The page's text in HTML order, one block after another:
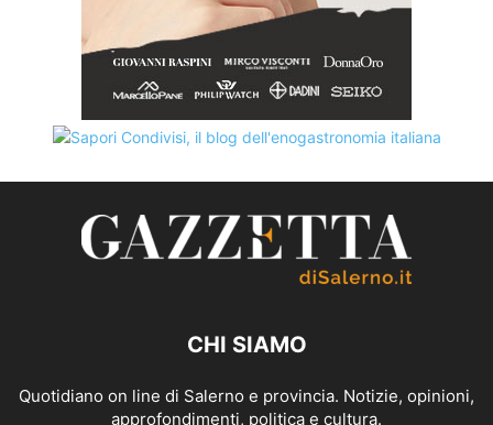
CHI SIAMO
Quotidiano on line di Salerno e provincia. Notizie, opinioni,
approfondimenti, politica e cultura.